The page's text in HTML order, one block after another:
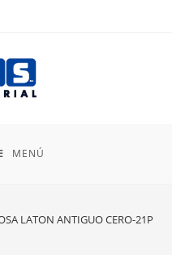
MENÚ
LATON ANTIGUO CERO-21P